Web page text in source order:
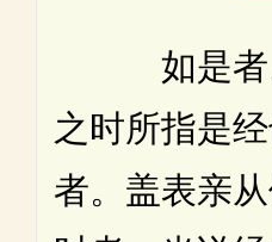
如是者。
之时所指是
者。盖表亲